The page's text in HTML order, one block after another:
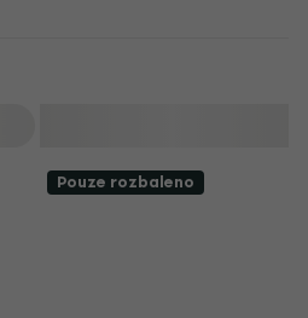
stát se vaším
Pouze rozbaleno